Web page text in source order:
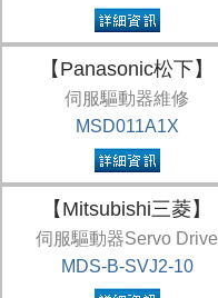
【Panasonic松下】
伺服驅動器維修
MSD011A1X
【Mitsubishi三菱】
伺服驅動器Servo Drive
MDS-B-SVJ2-10